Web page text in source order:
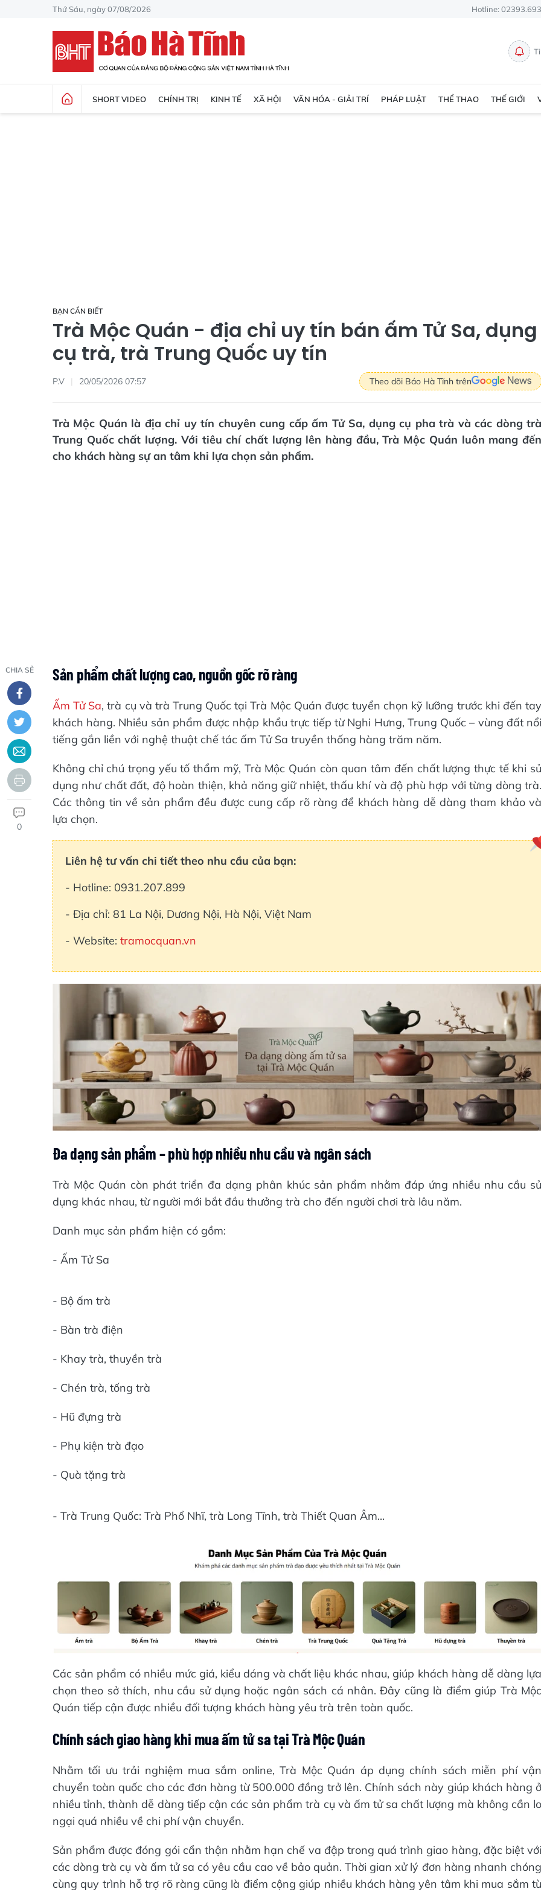
Thứ Sáu, ngày 07/08/2026 Hotline:
SHORT VIDEO CHÍNH TRỊ KINH TẾ XÃ HỘI VĂN HÓA - GIẢI TRÍ PHÁP LUẬT THỂ THAO THẾ GIỚI
BẠN CẦN BIẾT
Trà Mộc Quán - địa chỉ uy tín bán ấm Tử Sa, dụng
cụ trà, trà Trung Quốc uy tín
P.V 20/05/2026 07:57 Theo dõi Báo Hà Tĩnh trên
Trà Mộc Quán là địa chỉ uy tín chuyên cung cấp ấm Tử Sa, dụng cụ pha trà và các dòng trà
Trung Quốc chất lượng. Với tiêu chí chất lượng lên hàng đầu, Trà Mộc Quán luôn mang đến
cho khách hàng sự an tâm khi lựa chọn sản phẩm.
CHIA SẺ
0
Sản phẩm chất lượng cao, nguồn gốc rõ ràng
Ấm Tử Sa, trà cụ và trà Trung Quốc tại Trà Mộc Quán được tuyển chọn kỹ lưỡng trước khi đến
khách hàng. Nhiều sản phẩm được nhập khẩu trực tiếp từ Nghi Hưng, Trung Quốc – vùng đất nổi
tiếng gắn liền với nghệ thuật chế tác ấm Tử Sa truyền thống hàng trăm năm.
Không chỉ chú trọng yếu tố thẩm mỹ, Trà Mộc Quán còn quan tâm đến chất lượng thực tế khi sử
dụng như chất đất, độ hoàn thiện, khả năng giữ nhiệt, thấu khí và độ phù hợp với từng dòng trà.
Các thông tin về sản phẩm đều được cung cấp rõ ràng để khách hàng dễ dàng tham khảo và
lựa chọn.
Liên hệ tư vấn chi tiết theo nhu cầu của bạn:
- Hotline: 0931.207.899
- Địa chỉ: 81 La Nội, Dương Nội, Hà Nội, Việt Nam
- Website: tramocquan.vn
Đa dạng sản phẩm – phù hợp nhiều nhu cầu và ngân sách
Trà Mộc Quán còn phát triển đa dạng phân khúc sản phẩm nhằm đáp ứng nhiều nhu cầu sử
dụng khác nhau, từ người mới bắt đầu thưởng trà cho đến người chơi trà lâu năm.
Danh mục sản phẩm hiện có gồm:
- Ấm Tử Sa
- Bộ ấm trà
- Bàn trà điện
- Khay trà, thuyền trà
- Chén trà, tống trà
- Hũ đựng trà
- Phụ kiện trà đạo
- Quà tặng trà
- Trà Trung Quốc: Trà Phổ Nhĩ, trà Long Tĩnh, trà Thiết Quan Âm...
Các sản phẩm có nhiều mức giá, kiểu dáng và chất liệu khác nhau, giúp khách hàng dễ dàng lựa
chọn theo sở thích, nhu cầu sử dụng hoặc ngân sách cá nhân. Đây cũng là điểm giúp Trà Mộc
Quán tiếp cận được nhiều đối tượng khách hàng yêu trà trên toàn quốc.
Chính sách giao hàng khi mua ấm tử sa tại Trà Mộc Quán
Nhằm tối ưu trải nghiệm mua sắm online, Trà Mộc Quán áp dụng chính sách miễn phí vận
chuyển toàn quốc cho các đơn hàng từ 500.000 đồng trở lên. Chính sách này giúp khách hàng ở
nhiều tỉnh, thành dễ dàng tiếp cận các sản phẩm trà cụ và ấm tử sa chất lượng mà không cần lo
ngại quá nhiều về chi phí vận chuyển.
Sản phẩm được đóng gói cẩn thận nhằm hạn chế va đập trong quá trình giao hàng, đặc biệt với
các dòng trà cụ và ấm tử sa có yêu cầu cao về bảo quản. Thời gian xử lý đơn hàng nhanh chóng
cùng quy trình hỗ trợ rõ ràng cũng là điểm cộng giúp nhiều khách hàng yên tâm khi mua sắm từ